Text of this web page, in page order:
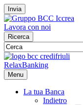
Invia
Lavora con noi
Ricerca
RelaxBanking
Menu
La tua Banca
Indietro